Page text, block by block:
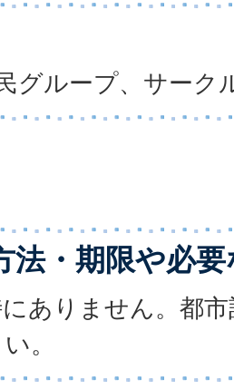
グループ、サーク
法・期限や必
ありません。都
。